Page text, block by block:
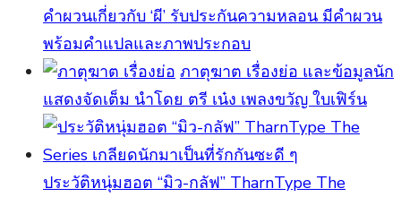
คำผวนเกี่ยวกับ ‘ผี’ รับประกันความหลอน มีคำผวน
พร้อมคำแปลและภาพประกอบ
ภาตุฆาต เรื่องย่อ และข้อมูลนัก
แสดงจัดเต็ม นำโดย ตรี เน๋ง เพลงขวัญ ใบเฟิร์น
ประวัติหนุ่มฮอต “มิว-กลัฟ” TharnType The